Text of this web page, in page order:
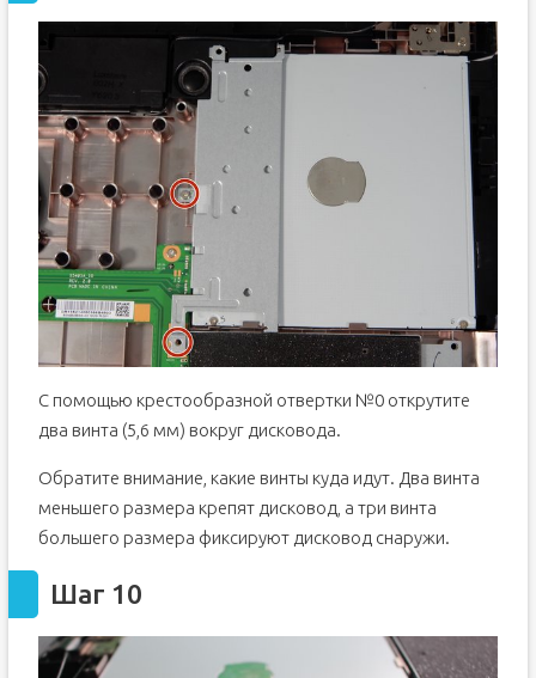
С помощью крестообразной отвертки №0 открутите
два винта (5,6 мм) вокруг дисковода.
Обратите внимание, какие винты куда идут. Два винта
меньшего размера крепят дисковод, а три винта
большего размера фиксируют дисковод снаружи.
Шаг 10